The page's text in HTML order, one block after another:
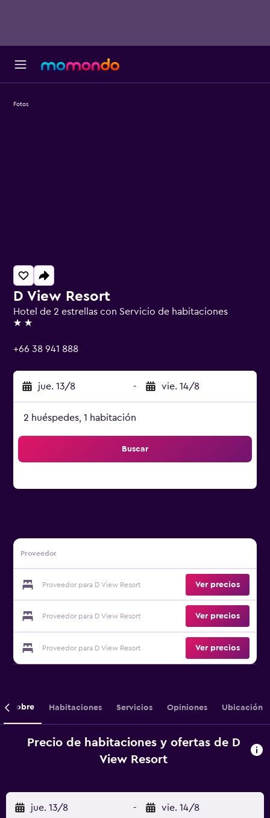
D View Resort
Hotel de 2 estrellas con Servicio de habitaciones
2 estrellas
+66 38 941 888
jue. 13/8 - vie. 14/8
2 huéspedes, 1 habitación
Buscar
Proveedor
Proveedor para D View Resort Ver precios
Proveedor para D View Resort Ver precios
Proveedor para D View Resort Ver precios
Fotos
Sobre Habitaciones Servicios Opiniones Ubicación
Precio de habitaciones y ofertas de D
View Resort
jue. 13/8 - vie. 14/8